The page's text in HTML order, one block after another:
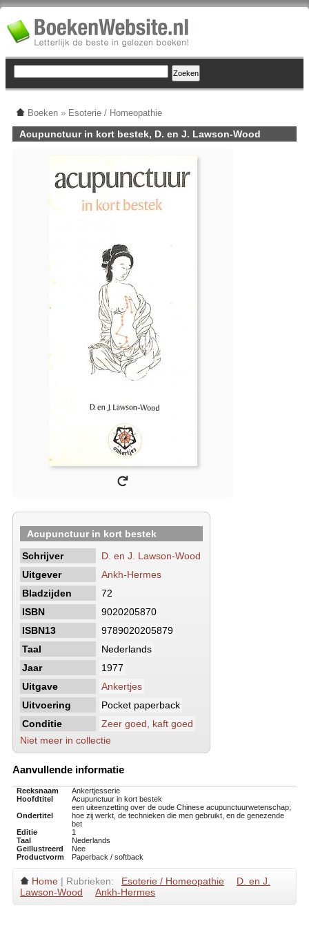
Boeken » Esoterie / Homeopathie
Acupunctuur in kort bestek, D. en J. Lawson-Wood
Acupunctuur in kort bestek
Schrijver
D. en J. Lawson-Wood
Uitgever
Ankh-Hermes
Bladzijden
72
ISBN
9020205870
ISBN13
9789020205879
Taal
Nederlands
Jaar
1977
Uitgave
Ankertjes
Uitvoering
Pocket paperback
Conditie
Zeer goed, kaft goed
Niet meer in collectie
Aanvullende informatie
Reeksnaam
Ankertjesserie
Hoofdtitel
Acupunctuur in kort bestek
Ondertitel
een uiteenzetting over de oude Chinese acupunctuurwetenschap;
hoe zij werkt, de technieken die men gebruikt, en de genezende
bet
Editie
1
Taal
Nederlands
Geillustreerd
Nee
Productvorm
Paperback / softback
Home | Rubrieken: Esoterie / Homeopathie
D. en J.
Lawson-Wood
Ankh-Hermes